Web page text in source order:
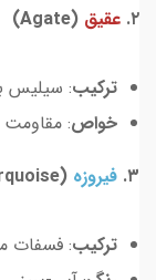
۲. عقیق (Agate)
ترکیب: سیلیس
خواص: مقاومت
۳. فیروزه (Turquoise)
ترکیب: فسفات